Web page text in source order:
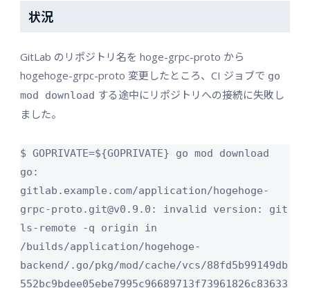
状況
GitLab のリポジトリ名を hoge-grpc-proto から
hogehoge-grpc-proto 変更したところ、CI ジョブで go
mod download する途中にリポジトリへの接続に失敗し
ました。
$ GOPRIVATE=${GOPRIVATE} go mod download
go:
gitlab.example.com/application/hogehoge-
grpc-proto.git@v0.9.0: invalid version: git
ls-remote -q origin in
/builds/application/hogehoge-
backend/.go/pkg/mod/cache/vcs/88fd5b99149db
552bc9bdee05ebe7995c96689713f73961826c83633